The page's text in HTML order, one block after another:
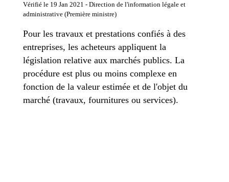
Vérifié le 19 Jan 2021 - Direction de l'information légale et
administrative (Première ministre)
Pour les travaux et prestations confiés à des
entreprises, les acheteurs appliquent la
législation relative aux marchés publics. La
procédure est plus ou moins complexe en
fonction de la valeur estimée et de l'objet du
marché (travaux, fournitures ou services).